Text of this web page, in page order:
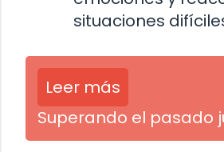
situaciones
Leer más
Superando el pasado